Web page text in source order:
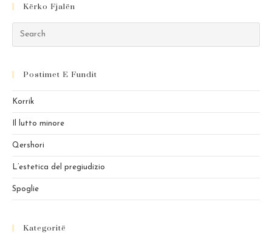
Kërko Fjalën
Postimet E Fundit
Korrik
Il lutto minore
Qershori
L’estetica del pregiudizio
Spoglie
Kategoritë